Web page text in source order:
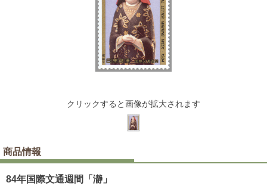
クリックすると画像が拡大されます
商品情報
84年国際文通週間「瀞」